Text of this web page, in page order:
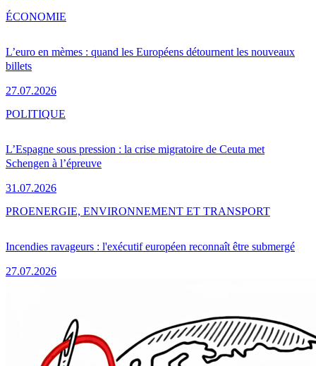
L’euro en mèmes : quand les Européens détournent les nouveaux
billets
27.07.2026
ÉCONOMIE
L’Espagne sous pression : la crise migratoire de Ceuta met
Schengen à l’épreuve
31.07.2026
POLITIQUE
Incendies ravageurs : l'exécutif européen reconnaît être submergé
27.07.2026
PROENERGIE, ENVIRONNEMENT ET TRANSPORT